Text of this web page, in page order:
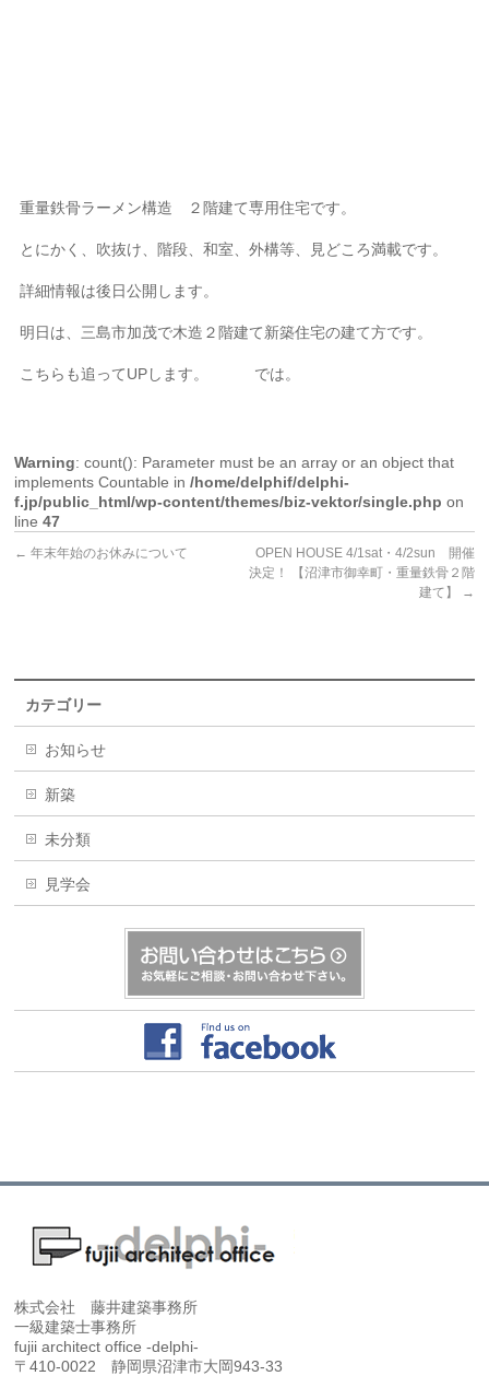
重量鉄骨ラーメン構造 ２階建て専用住宅です。
とにかく、吹抜け、階段、和室、外構等、見どころ満載です。
詳細情報は後日公開します。
明日は、三島市加茂で木造２階建て新築住宅の建て方です。
こちらも追ってUPします。 では。
Warning: count(): Parameter must be an array or an object that
implements Countable in/home/delphif/delphi-
f.jp/public_html/wp-content/themes/biz-vektor/single.php on
line47
← 年末年始のお休みについて
OPEN HOUSE 4/1sat・4/2sun 開催
決定！ 【沼津市御幸町・重量鉄骨２階
建て】
→
カテゴリー
お知らせ
新築
未分類
見学会
株式会社 藤井建築事務所
一級建築士事務所
fujii architect office -delphi-
〒410-0022 静岡県沼津市大岡943-33